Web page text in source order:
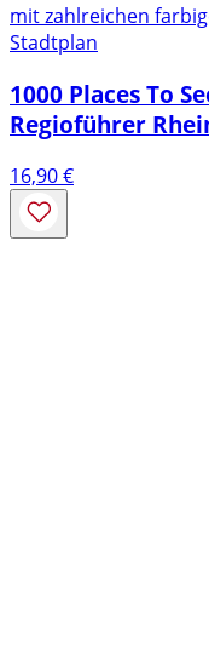
mit zahlreichen
Stadtplan
1000 Places To
Regioführer
16,90€